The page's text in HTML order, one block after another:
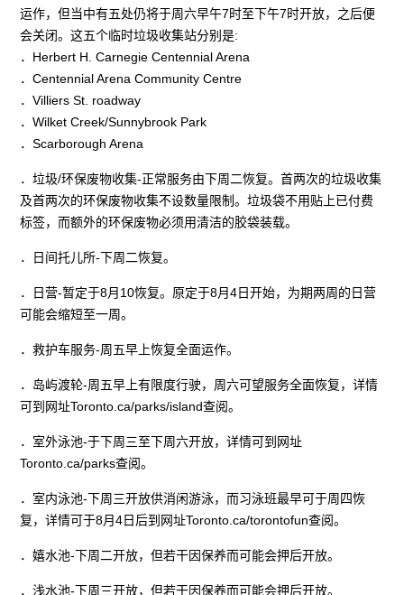
运作，但当中有五处仍将于周六早午7时至下午7时开放，之后便
会关闭。这五个临时垃圾收集站分别是:
．Herbert H. Carnegie Centennial Arena
．Centennial Arena Community Centre
．Villiers St. roadway
．Wilket Creek/Sunnybrook Park
．Scarborough Arena
．垃圾/环保废物收集-正常服务由下周二恢复。首两次的垃圾收集
及首两次的环保废物收集不设数量限制。垃圾袋不用贴上已付费
标签，而额外的环保废物必须用清洁的胶袋装载。
．日间托儿所-下周二恢复。
．日营-暂定于8月10恢复。原定于8月4日开始，为期两周的日营
可能会缩短至一周。
．救护车服务-周五早上恢复全面运作。
．岛屿渡轮-周五早上有限度行驶，周六可望服务全面恢复，详情
可到网址Toronto.ca/parks/island查阅。
．室外泳池-于下周三至下周六开放，详情可到网址
Toronto.ca/parks查阅。
．室内泳池-下周三开放供消闲游泳，而习泳班最早可于周四恢
复，详情可于8月4日后到网址Toronto.ca/torontofun查阅。
．嬉水池-下周二开放，但若干因保养而可能会押后开放。
．浅水池-下周三开放，但若干因保养而可能会押后开放。